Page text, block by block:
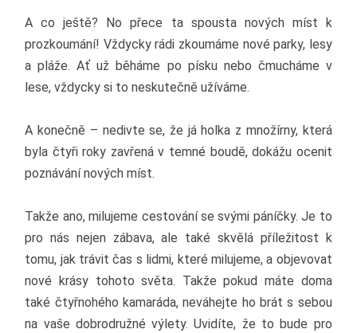
A co ještě? No přece ta spousta nových míst k
prozkoumání! Vždycky rádi zkoumáme nové parky, lesy
a pláže. Ať už běháme po písku nebo čmucháme v
lese, vždycky si to neskutečně užíváme.
A konečně – nedivte se, že já holka z množírny, která
byla čtyři roky zavřená v temné boudě, dokážu ocenit
poznávání nových míst.
Takže ano, milujeme cestování se svými páníčky. Je to
pro nás nejen zábava, ale také skvělá příležitost k
tomu, jak trávit čas s lidmi, které milujeme, a objevovat
nové krásy tohoto světa. Takže pokud máte doma
také čtyřnohého kamaráda, neváhejte ho brát s sebou
na vaše dobrodružné výlety. Uvidíte, že to bude pro